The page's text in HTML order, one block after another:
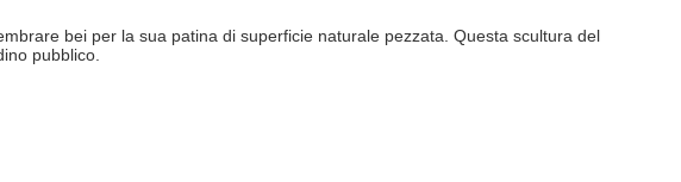
bei per la sua patina di superficie naturale pezzata. Questa scultura del
pubblico.